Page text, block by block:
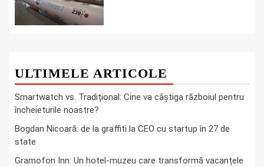
ULTIMELE ARTICOLE
Smartwatch vs. Tradițional: Cine va câștiga războiul pentru
încheieturile noastre?
Bogdan Nicoară: de la graffiti la CEO cu startup în 27 de
state
Gramofon Inn: Un hotel-muzeu care transformă vacanțele